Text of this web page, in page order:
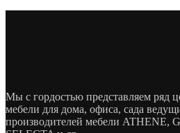
Мы с гордостью представляем ряд
мебели для дома, офиса, сада
производителей мебели ATHENE,